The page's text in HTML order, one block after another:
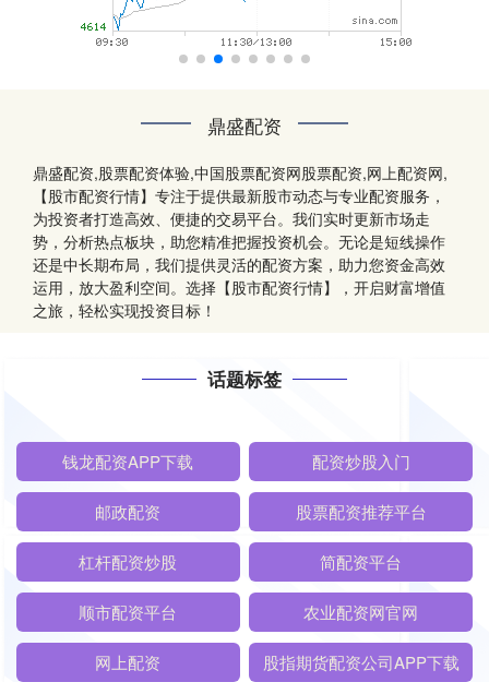
鼎盛配资
鼎盛配资,股票配资体验,中国股票配资网股票配资,网上配资网,
【股市配资行情】专注于提供最新股市动态与专业配资服务，
为投资者打造高效、便捷的交易平台。我们实时更新市场走
势，分析热点板块，助您精准把握投资机会。无论是短线操作
还是中长期布局，我们提供灵活的配资方案，助力您资金高效
运用，放大盈利空间。选择【股市配资行情】，开启财富增值
之旅，轻松实现投资目标！
话题标签
钱龙配资APP下载 配资炒股入门
邮政配资 股票配资推荐平台
杠杆配资炒股 简配资平台
顺市配资平台 农业配资网官网
网上配资 股指期货配资公司APP下载